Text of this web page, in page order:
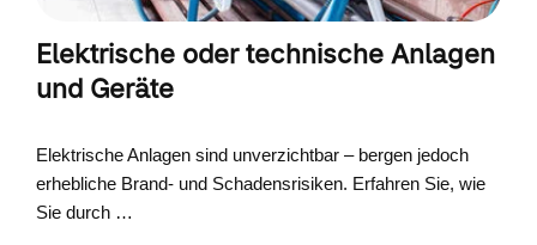
Elektrische oder technische Anlagen
und Geräte
Elektrische Anlagen sind unverzichtbar – bergen jedoch
erhebliche Brand- und Schadensrisiken. Erfahren Sie, wie
Sie durch …